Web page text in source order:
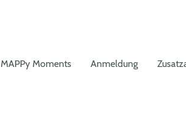
MAPPy Moments Anmeldung